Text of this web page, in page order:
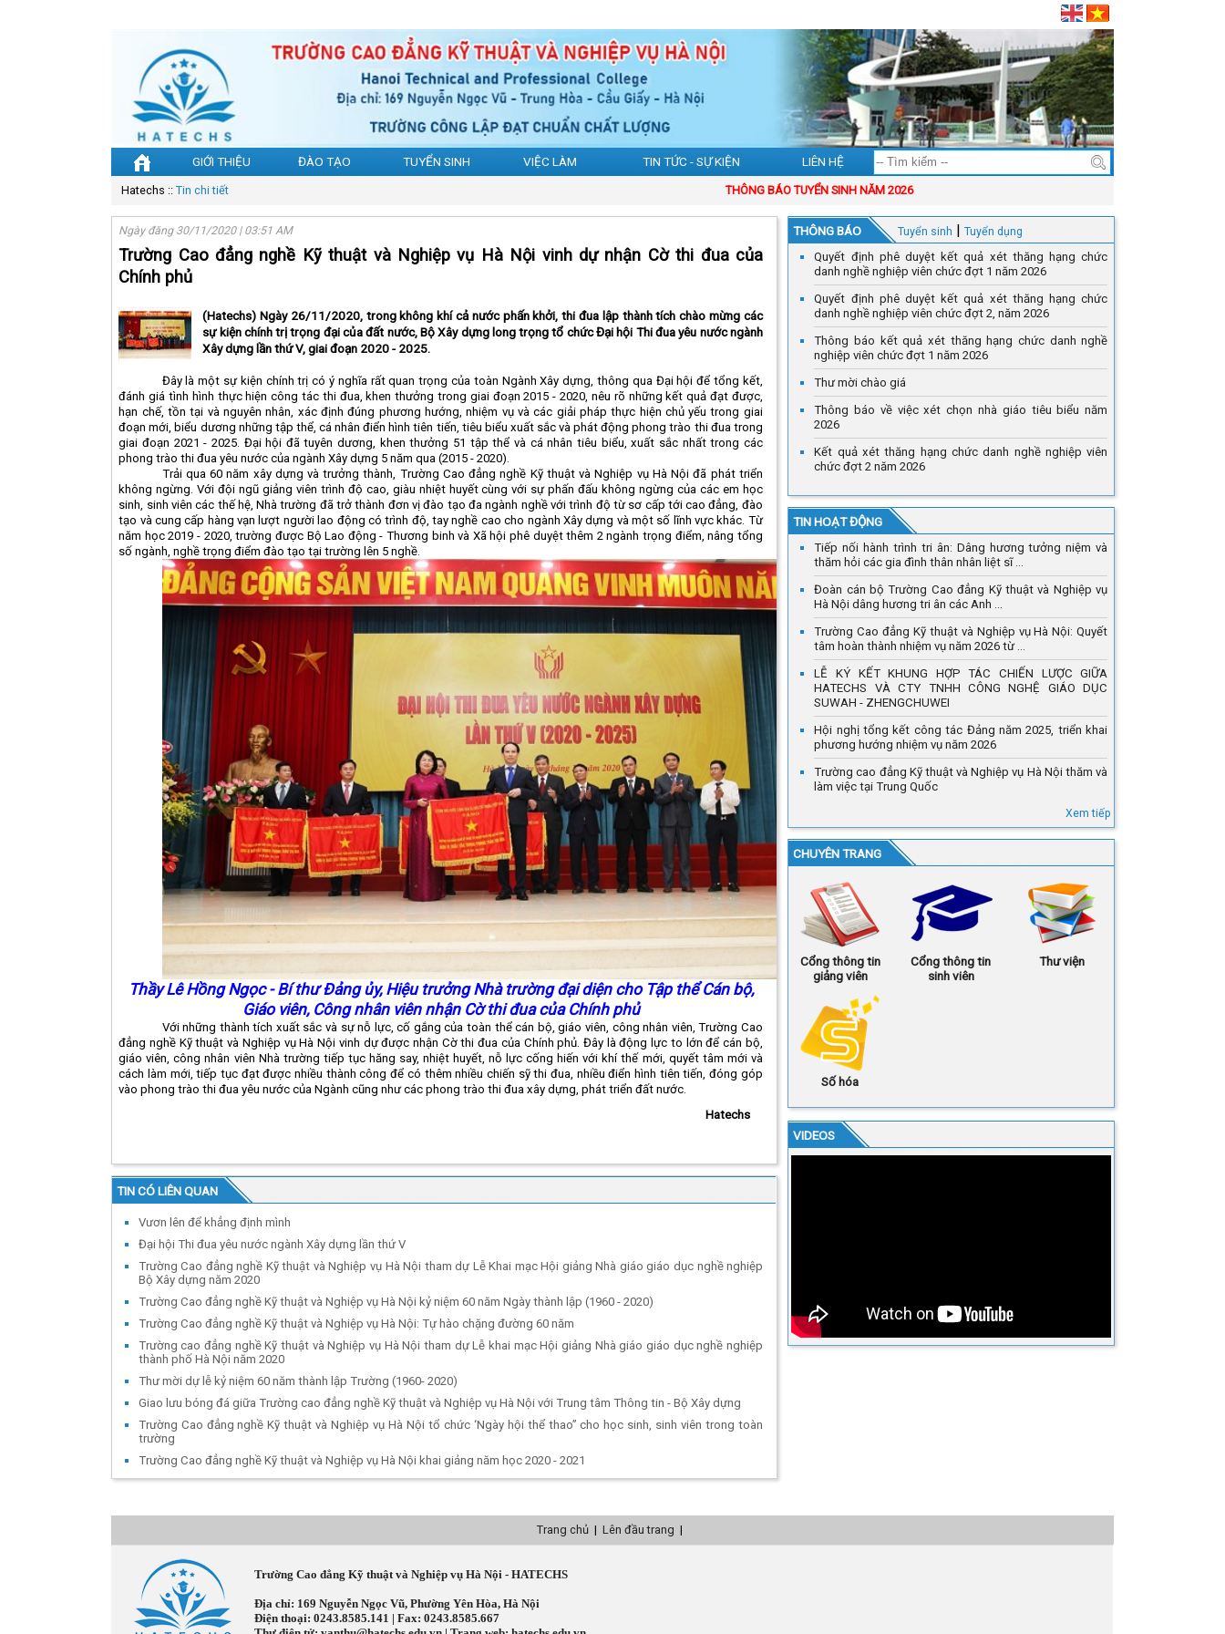
GIỚI THIỆU ĐÀO TẠO TUYỂN SINH VIỆC LÀM TIN TỨC - SỰ KIỆN LIÊN HỆ
Hatechs :: Tin chi tiết THÔNG BÁO TUYỂN SINH NĂM 2026
Ngày đăng 30/11/2020 | 03:51 AM
Trường Cao đẳng nghề Kỹ thuật và Nghiệp vụ Hà Nội vinh dự nhận Cờ thi đua của
Chính phủ
(Hatechs) Ngày 26/11/2020, trong không khí cả nước phấn khởi, thi đua lập thành tích chào mừng các
sự kiện chính trị trọng đại của đất nước, Bộ Xây dựng long trọng tổ chức Đại hội Thi đua yêu nước ngành
Xây dựng lần thứ V, giai đoạn 2020 - 2025.
Đây là một sự kiện chính trị có ý nghĩa rất quan trọng của toàn Ngành Xây dựng, thông qua Đại hội để tổng kết,
đánh giá tình hình thực hiện công tác thi đua, khen thưởng trong giai đoạn 2015 - 2020, nêu rõ những kết quả đạt được,
hạn chế, tồn tại và nguyên nhân, xác định đúng phương hướng, nhiệm vụ và các giải pháp thực hiện chủ yếu trong giai
đoạn mới, biểu dương những tập thể, cá nhân điển hình tiên tiến, tiêu biểu xuất sắc và phát động phong trào thi đua trong
giai đoạn 2021 - 2025. Đại hội đã tuyên dương, khen thưởng 51 tập thể và cá nhân tiêu biểu, xuất sắc nhất trong các
phong trào thi đua yêu nước của ngành Xây dựng 5 năm qua (2015 - 2020).
Trải qua 60 năm xây dựng và trưởng thành, Trường Cao đẳng nghề Kỹ thuật và Nghiệp vụ Hà Nội đã phát triển
không ngừng. Với đội ngũ giảng viên trình độ cao, giàu nhiệt huyết cùng với sự phấn đấu không ngừng của các em học
sinh, sinh viên các thế hệ, Nhà trường đã trở thành đơn vị đào tạo đa ngành nghề với trình độ từ sơ cấp tới cao đẳng, đào
tạo và cung cấp hàng vạn lượt người lao động có trình độ, tay nghề cao cho ngành Xây dựng và một số lĩnh vực khác. Từ
năm học 2019 - 2020, trường được Bộ Lao động - Thương binh và Xã hội phê duyệt thêm 2 ngành trọng điểm, nâng tổng
số ngành, nghề trọng điểm đào tạo tại trường lên 5 nghề.
Thầy Lê Hồng Ngọc - Bí thư Đảng ủy, Hiệu trưởng Nhà trường đại diện cho Tập thể Cán bộ,
Giáo viên, Công nhân viên nhận Cờ thi đua của Chính phủ
Với những thành tích xuất sắc và sự nỗ lực, cố gắng của toàn thể cán bộ, giáo viên, công nhân viên, Trường Cao
đẳng nghề Kỹ thuật và Nghiệp vụ Hà Nội vinh dự được nhận Cờ thi đua của Chính phủ. Đây là động lực to lớn để cán bộ,
giáo viên, công nhân viên Nhà trường tiếp tục hăng say, nhiệt huyết, nỗ lực cống hiến với khí thế mới, quyết tâm mới và
cách làm mới, tiếp tục đạt được nhiều thành công để có thêm nhiều chiến sỹ thi đua, nhiều điển hình tiên tiến, đóng góp
vào phong trào thi đua yêu nước của Ngành cũng như các phong trào thi đua xây dựng, phát triển đất nước.
Hatechs
TIN CÓ LIÊN QUAN
Vươn lên để khẳng định mình
Đại hội Thi đua yêu nước ngành Xây dựng lần thứ V
Trường Cao đẳng nghề Kỹ thuật và Nghiệp vụ Hà Nội tham dự Lễ Khai mạc Hội giảng Nhà giáo giáo dục nghề nghiệp
Bộ Xây dựng năm 2020
Trường Cao đẳng nghề Kỹ thuật và Nghiệp vụ Hà Nội kỷ niệm 60 năm Ngày thành lập (1960 - 2020)
Trường Cao đẳng nghề Kỹ thuật và Nghiệp vụ Hà Nội: Tự hào chặng đường 60 năm
Trường cao đẳng nghề Kỹ thuật và Nghiệp vụ Hà Nội tham dự Lễ khai mạc Hội giảng Nhà giáo giáo dục nghề nghiệp
thành phố Hà Nội năm 2020
Thư mời dự lễ kỷ niệm 60 năm thành lập Trường (1960- 2020)
Giao lưu bóng đá giữa Trường cao đẳng nghề Kỹ thuật và Nghiệp vụ Hà Nội với Trung tâm Thông tin - Bộ Xây dựng
Trường Cao đẳng nghề Kỹ thuật và Nghiệp vụ Hà Nội tổ chức ‘Ngày hội thể thao” cho học sinh, sinh viên trong toàn
trường
Trường Cao đẳng nghề Kỹ thuật và Nghiệp vụ Hà Nội khai giảng năm học 2020 - 2021
THÔNG BÁO Tuyển sinh
Tuyển dụng
Quyết định phê duyệt kết quả xét thăng hạng chức
danh nghề nghiệp viên chức đợt 1 năm 2026
Quyết định phê duyệt kết quả xét thăng hạng chức
danh nghề nghiệp viên chức đợt 2, năm 2026
Thông báo kết quả xét thăng hạng chức danh nghề
nghiệp viên chức đợt 1 năm 2026
Thư mời chào giá
Thông báo về việc xét chọn nhà giáo tiêu biểu năm
2026
Kết quả xét thăng hạng chức danh nghề nghiệp viên
chức đợt 2 năm 2026
TIN HOẠT ĐỘNG
Tiếp nối hành trình tri ân: Dâng hương tưởng niệm và
thăm hỏi các gia đình thân nhân liệt sĩ ...
Đoàn cán bộ Trường Cao đẳng Kỹ thuật và Nghiệp vụ
Hà Nội dâng hương tri ân các Anh ...
Trường Cao đẳng Kỹ thuật và Nghiệp vụ Hà Nội: Quyết
tâm hoàn thành nhiệm vụ năm 2026 từ ...
LỄ KÝ KẾT KHUNG HỢP TÁC CHIẾN LƯỢC GIỮA
HATECHS VÀ CTY TNHH CÔNG NGHỆ GIÁO DỤC
SUWAH - ZHENGCHUWEI
Hội nghị tổng kết công tác Đảng năm 2025, triển khai
phương hướng nhiệm vụ năm 2026
Trường cao đẳng Kỹ thuật và Nghiệp vụ Hà Nội thăm và
làm việc tại Trung Quốc
Xem tiếp
CHUYÊN TRANG
Cổng thông tin
giảng viên
Cổng thông tin
sinh viên
Thư viện
Số hóa
VIDEOS
Trang chủ| Lên đầu trang |
Trường Cao đẳng Kỹ thuật và Nghiệp vụ Hà Nội - HATECHS
Địa chỉ: 169 Nguyễn Ngọc Vũ, Phường Yên Hòa, Hà Nội
Điện thoại: 0243.8585.141 | Fax: 0243.8585.667